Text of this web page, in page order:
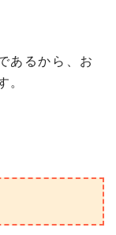
あるから、お
。